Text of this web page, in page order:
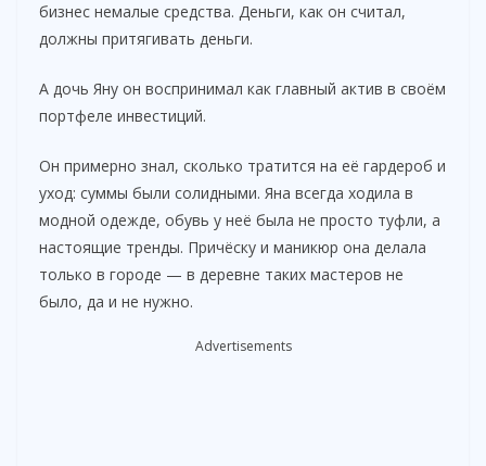
бизнес немалые средства. Деньги, как он считал,
должны притягивать деньги.
А дочь Яну он воспринимал как главный актив в своём
портфеле инвестиций.
Он примерно знал, сколько тратится на её гардероб и
уход: суммы были солидными. Яна всегда ходила в
модной одежде, обувь у неё была не просто туфли, а
настоящие тренды. Причёску и маникюр она делала
только в городе — в деревне таких мастеров не
было, да и не нужно.
Advertisements